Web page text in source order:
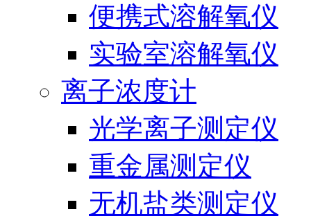
便携式溶解氧仪
实验室溶解氧仪
离子浓度计
光学离子测定仪
重金属测定仪
无机盐类测定仪